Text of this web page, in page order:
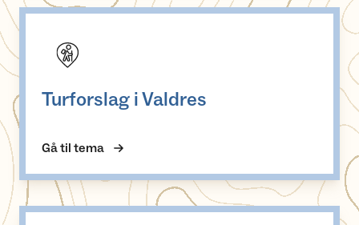
Turforslag i Valdres
Gå til tema